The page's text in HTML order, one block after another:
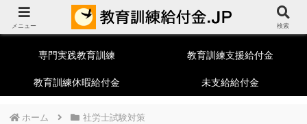
教育訓練給付制度総合ポータルサイト
一般教育訓練
専門実践教育訓練 教育訓練支援給付金
教育訓練休暇給付金 未支給給付金
ホーム 社労士試験対策
メニュー 検索